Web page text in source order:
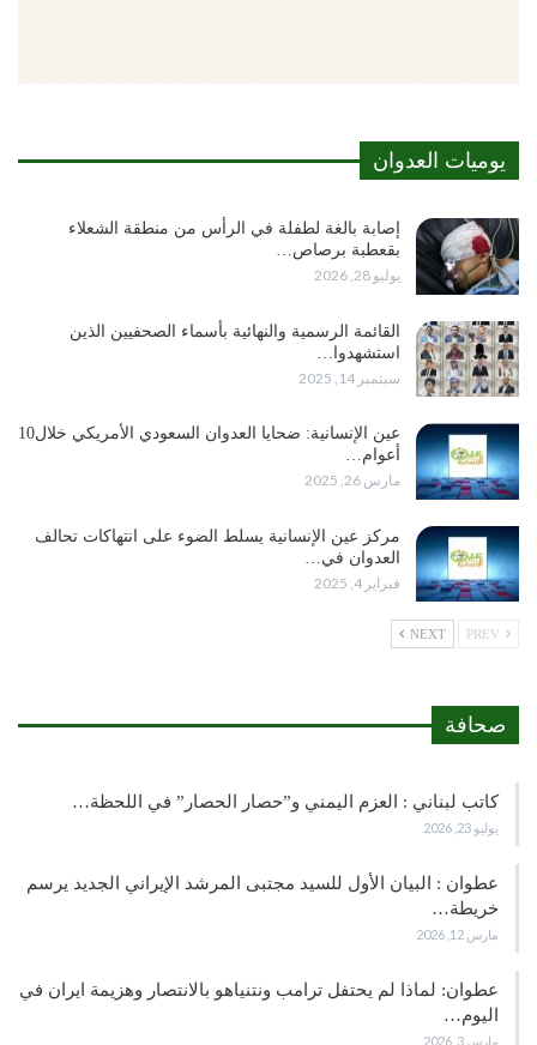
يوميات العدوان
إصابة بالغة لطفلة في الرأس من منطقة الشعلاء
بقعطبة برصاص…
يوليو 28, 2026
القائمة الرسمية والنهائية بأسماء الصحفيين الذين
استشهدوا…
سبتمبر 14, 2025
عين الإنسانية: ضحايا العدوان السعودي الأمريكي خلال10
أعوام…
مارس 26, 2025
مركز عين الإنسانية يسلط الضوء على انتهاكات تحالف
العدوان في…
فبراير 4, 2025
NEXT
صحافة
كاتب لبناني : العزم اليمني و”حصار الحصار” في اللحظة…
يوليو 23, 2026
عطوان : البيان الأول للسيد مجتبى المرشد الإيراني الجديد يرسم
خريطة…
مارس 12, 2026
عطوان: لماذا لم يحتفل ترامب ونتنياهو بالانتصار وهزيمة ايران في
اليوم…
مارس 3, 2026